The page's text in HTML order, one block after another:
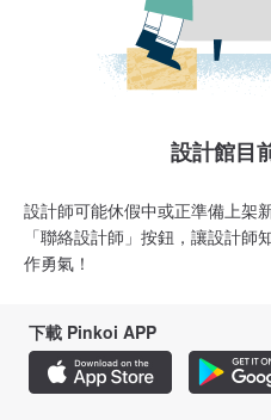
設計館目
設計師可能休假中或正準備上架
「聯絡設計師」按鈕，讓設計
作勇氣！
下載 Pinkoi APP